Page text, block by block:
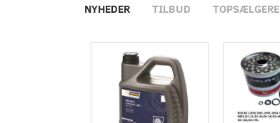
NYHEDER TILBUD TOPSÆLGERE